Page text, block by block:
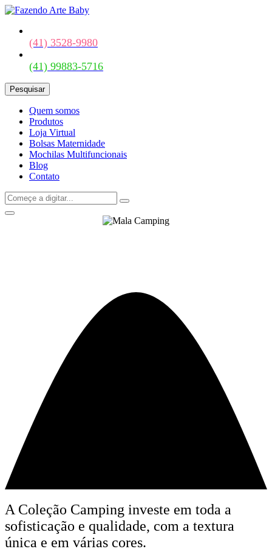
(41) 3528-9980
(41) 99883-5716
Pesquisar
Quem somos
Produtos
Loja Virtual
Bolsas Maternidade
Mochilas Multifuncionais
Blog
Contato
A Coleção Camping investe em toda a
sofisticação e qualidade, com a textura
única e em várias cores.